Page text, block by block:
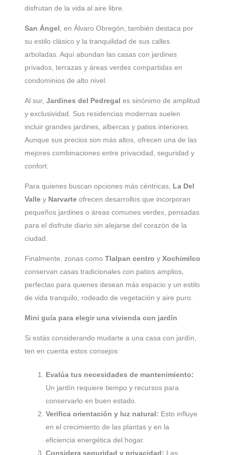
disfrutan de la vida al aire libre.
San Ángel, en Álvaro Obregón, también destaca por
su estilo clásico y la tranquilidad de sus calles
arboladas. Aquí abundan las casas con jardines
privados, terrazas y áreas verdes compartidas en
condominios de alto nivel.
Al sur, Jardines del Pedregal es sinónimo de amplitud
y exclusividad. Sus residencias modernas suelen
incluir grandes jardines, albercas y patios interiores.
Aunque sus precios son más altos, ofrecen una de las
mejores combinaciones entre privacidad, seguridad y
confort.
Para quienes buscan opciones más céntricas, La Del
Valle y Narvarte ofrecen desarrollos que incorporan
pequeños jardines o áreas comunes verdes, pensadas
para el disfrute diario sin alejarse del corazón de la
ciudad.
Finalmente, zonas como Tlalpan centro y Xochimilco
conservan casas tradicionales con patios amplios,
perfectas para quienes desean más espacio y un estilo
de vida tranquilo, rodeado de vegetación y aire puro.
Mini guía para elegir una vivienda con jardín
Si estás considerando mudarte a una casa con jardín,
ten en cuenta estos consejos:
Evalúa tus necesidades de mantenimiento:
Un jardín requiere tiempo y recursos para
conservarlo en buen estado.
Verifica orientación y luz natural: Esto influye
en el crecimiento de las plantas y en la
eficiencia energética del hogar.
Considera seguridad y privacidad: Las